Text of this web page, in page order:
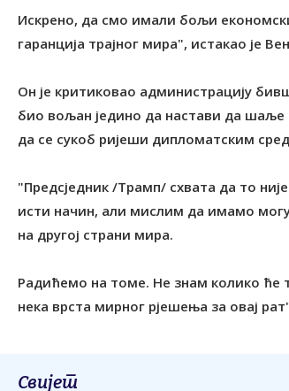
Искрено, да смо имали бољи
гаранција трајног мира", истакао је
Он је критиковао администрацију
био вољан једино да настави да шаље
да се сукоб ријеши дипломатским
"Предсједник /Трамп/ схвата да то
исти начин, али мислим да имамо
на другој страни мира.
Радићемо на томе. Не знам колико ће
нека врста мирног рјешења за овај
Свијет